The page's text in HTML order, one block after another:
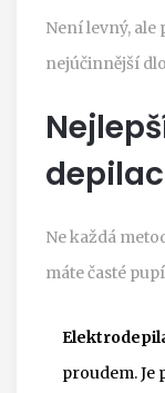
Není levný, ale
nejúčinnější
Ne každá
máte časté
proudem. Je